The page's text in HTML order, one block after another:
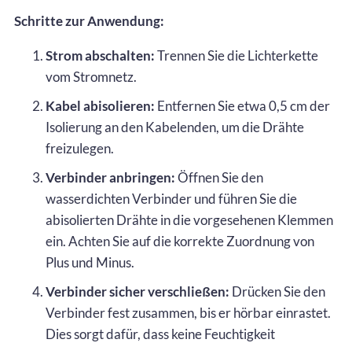
Schritte zur Anwendung:
Strom abschalten:Trennen Sie die Lichterkette
vom Stromnetz.
Kabel abisolieren: Entfernen Sie etwa 0,5 cm der
Isolierung an den Kabelenden, um die Drähte
freizulegen.
Verbinder anbringen:Öffnen Sie den
wasserdichten Verbinder und führen Sie die
abisolierten Drähte in die vorgesehenen Klemmen
ein. Achten Sie auf die korrekte Zuordnung von
Plus und Minus.
Verbinder sicher verschließen: Drücken Sie den
Verbinder fest zusammen, bis er hörbar einrastet.
Dies sorgt dafür, dass keine Feuchtigkeit